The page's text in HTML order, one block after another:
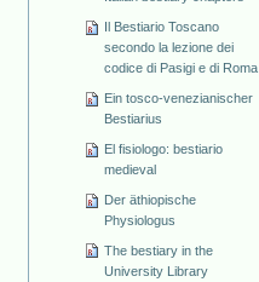
Il Bestiario Toscano
secondo la lezione dei
codice di Pasigi e di Roma
Ein tosco-venezianischer
Bestiarius
El fisiologo: bestiario
medieval
Der äthiopische
Physiologus
The bestiary in the
University Library